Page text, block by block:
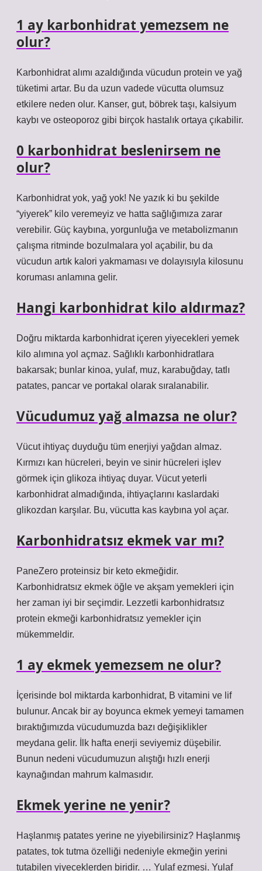
1 ay karbonhidrat yemezsem ne
olur?
Karbonhidrat alımı azaldığında vücudun protein ve yağ
tüketimi artar. Bu da uzun vadede vücutta olumsuz
etkilere neden olur. Kanser, gut, böbrek taşı, kalsiyum
kaybı ve osteoporoz gibi birçok hastalık ortaya çıkabilir.
0 karbonhidrat beslenirsem ne
olur?
Karbonhidrat yok, yağ yok! Ne yazık ki bu şekilde
“yiyerek” kilo veremeyiz ve hatta sağlığımıza zarar
verebilir. Güç kaybına, yorgunluğa ve metabolizmanın
çalışma ritminde bozulmalara yol açabilir, bu da
vücudun artık kalori yakmaması ve dolayısıyla kilosunu
koruması anlamına gelir.
Hangi karbonhidrat kilo aldırmaz?
Doğru miktarda karbonhidrat içeren yiyecekleri yemek
kilo alımına yol açmaz. Sağlıklı karbonhidratlara
bakarsak; bunlar kinoa, yulaf, muz, karabuğday, tatlı
patates, pancar ve portakal olarak sıralanabilir.
Vücudumuz yağ almazsa ne olur?
Vücut ihtiyaç duyduğu tüm enerjiyi yağdan almaz.
Kırmızı kan hücreleri, beyin ve sinir hücreleri işlev
görmek için glikoza ihtiyaç duyar. Vücut yeterli
karbonhidrat almadığında, ihtiyaçlarını kaslardaki
glikozdan karşılar. Bu, vücutta kas kaybına yol açar.
Karbonhidratsız ekmek var mı?
PaneZero proteinsiz bir keto ekmeğidir.
Karbonhidratsız ekmek öğle ve akşam yemekleri için
her zaman iyi bir seçimdir. Lezzetli karbonhidratsız
protein ekmeği karbonhidratsız yemekler için
mükemmeldir.
1 ay ekmek yemezsem ne olur?
İçerisinde bol miktarda karbonhidrat, B vitamini ve lif
bulunur. Ancak bir ay boyunca ekmek yemeyi tamamen
bıraktığımızda vücudumuzda bazı değişiklikler
meydana gelir. İlk hafta enerji seviyemiz düşebilir.
Bunun nedeni vücudumuzun alıştığı hızlı enerji
kaynağından mahrum kalmasıdır.
Ekmek yerine ne yenir?
Haşlanmış patates yerine ne yiyebilirsiniz? Haşlanmış
patates, tok tutma özelliği nedeniyle ekmeğin yerini
tutabilen yiyeceklerden biridir. … Yulaf ezmesi. Yulaf